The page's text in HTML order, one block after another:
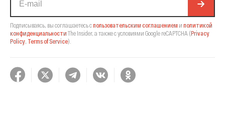
Подписываясь, вы соглашаетесь спользовательским соглашением и политикой
конфиденциальности The Insider, а также с условиями Google reCAPTCHA (Privacy
Policy, Terms of Service).